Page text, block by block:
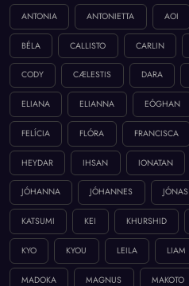
ANTONIA ANTONIETTA AOI
BÉLA CALLISTO CARLIN
CODY CÆLESTIS DARA
ELIANA ELIANNA EÓGHAN
FELÍCIA FLÓRA FRANCISCA
HEYDAR IHSAN IONATAN
JÓHANNA JÓHANNES JÓNAS
KATSUMI KEI KHURSHID
KYO KYOU LEILA LIAM
MADOKA MAGNUS MAKOTO